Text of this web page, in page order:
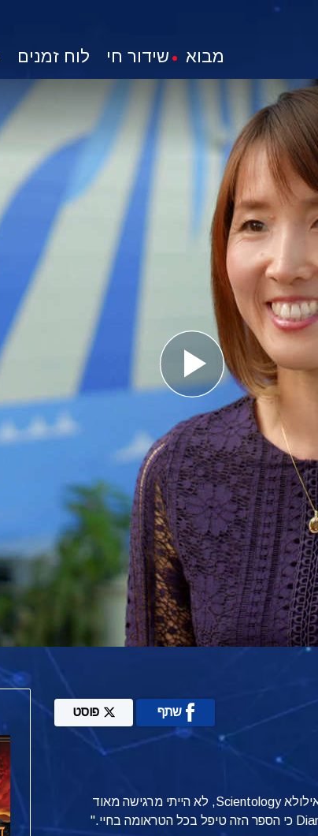
מבוא שידור חי לוח זמנים
Play
Video
שתף פוסט
"Scientology היא החיים שלי, היא חיונית בשבילי. קודם כול, אילולא Scientology, לא הייתי מרגישה מאוד
כי הספר הזה טיפל בכל הטראומה בחיי."